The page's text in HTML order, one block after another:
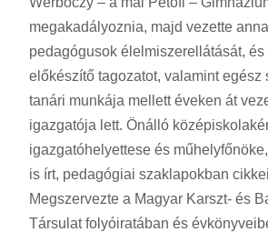
megakadályoznia, majd vezette
pedagógusok élelmiszerellátását,
előkészítő tagozatot, valamint
tanári munkája mellett éveken át
igazgatója lett. Önálló
igazgatóhelyettese és
is írt, pedagógiai szaklapokban
Megszervezte a Magyar Karszt- és
Társulat folyóiratában és